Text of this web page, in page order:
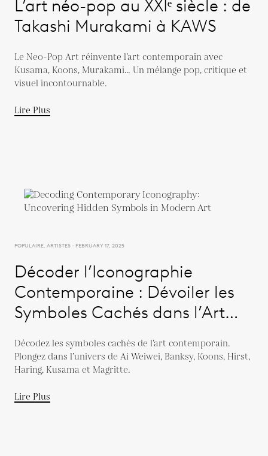
L’art néo-pop au XXIᵉ siècle : de
Takashi Murakami à KAWS
Le Neo-Pop Art réinvente l’art contemporain avec
Kusama, Koons, Murakami… Un mélange pop, critique et
visuel incontournable.
Lire Plus
POPULAIRE, ARTISTES - FEBRUARY 17, 2025
Décoder l’Iconographie
Contemporaine : Dévoiler les
Symboles Cachés dans l’Art
Décodez les symboles cachés de l’art contemporain.
Plongez dans l’univers de Ai Weiwei, Banksy, Koons, Hirst,
Haring, Kusama et Magritte.
Lire Plus